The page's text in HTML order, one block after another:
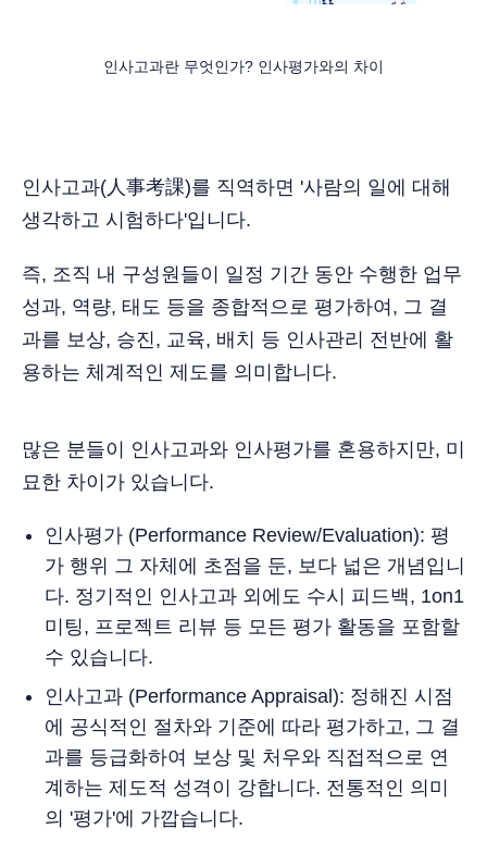
인사고과란 무엇인가? 인사평가와의 차이
인사고과(人事考課)를 직역하면 '사람의 일에 대해
생각하고 시험하다'입니다.
즉, 조직 내 구성원들이 일정 기간 동안 수행한 업무
성과, 역량, 태도 등을 종합적으로 평가하여, 그 결
과를 보상, 승진, 교육, 배치 등 인사관리 전반에 활
용하는 체계적인 제도를 의미합니다.
많은 분들이 인사고과와 인사평가를 혼용하지만, 미
묘한 차이가 있습니다.
인사평가 (Performance Review/Evaluation): 평
가 행위 그 자체에 초점을 둔, 보다 넓은 개념입니
다. 정기적인 인사고과 외에도 수시 피드백, 1on1
미팅, 프로젝트 리뷰 등 모든 평가 활동을 포함할
수 있습니다.
인사고과 (Performance Appraisal): 정해진 시점
에 공식적인 절차와 기준에 따라 평가하고, 그 결
과를 등급화하여 보상 및 처우와 직접적으로 연
계하는 제도적 성격이 강합니다. 전통적인 의미
의 '평가'에 가깝습니다.